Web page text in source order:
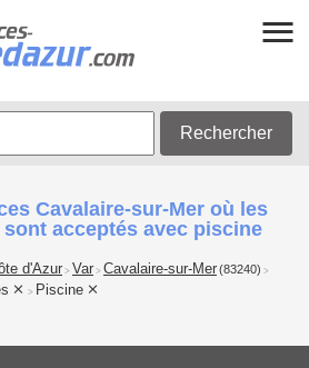
Rechercher
Cavalaire-sur-Mer où les
acceptés avec piscine
d'Azur > Var > Cavalaire-sur-Mer(83240) >
> Piscine